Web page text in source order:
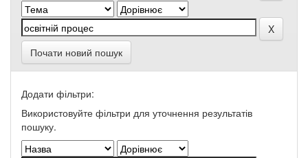
Почати новий пошук
Додати фільтри:
Використовуйте фільтри для уточнення результатів
пошуку.